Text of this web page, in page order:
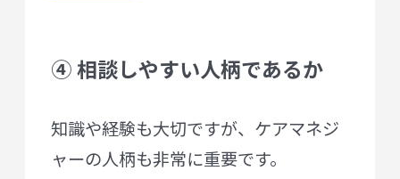
④ 相談しやすい人柄であるか
知識や経験も大切ですが、ケアマネジ
ャーの人柄も非常に重要です。